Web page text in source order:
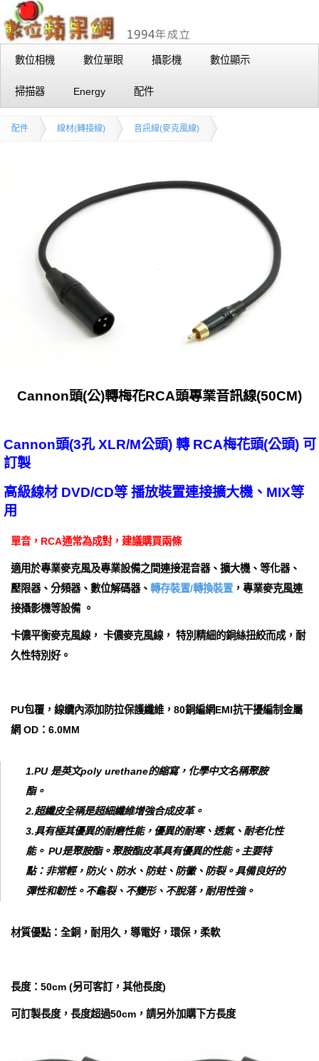
數位相機 數位單眼 攝影機 數位顯示
掃描器 Energy 配件
配件 線材(轉接線) 音訊線(麥克風線)
Cannon頭(公)轉梅花RCA頭專業音訊線(50CM)
Cannon頭(3孔 XLR/M公頭) 轉 RCA梅花頭(公頭) 可
訂製
高級線材 DVD/CD等 播放裝置連接擴大機、MIX等
用
單音，RCA通常為成對，建議購買兩條
適用於專業麥克風及專業設備之間連接混音器、擴大機、等化器、
壓限器、分頻器、數位解碼器、 轉存裝置/轉換裝置 ，專業麥克風連
接攝影機等設備 。
卡儂平衡麥克風線， 卡儂麥克風線， 特別精細的銅絲扭絞而成，耐
久性特別好。
PU包覆，線纜內添加防拉保護纖維，80銅編網EMI抗干擾編制金屬
網 OD：6.0MM
1.PU 是英文poly urethane的縮寫，化學中文名稱聚胺
酯。
2.超纖皮全稱是超細纖維增強合成皮革。
3.具有極其優異的耐磨性能，優異的耐寒、透氣、耐老化性
能。 PU是聚胺酯。聚胺酯皮革具有優異的性能。主要特
點：非常輕，防火、防水、防蛀、防黴、防裂。具備良好的
彈性和韌性。不龜裂、不變形、不脫落，耐用性強。
材質優點：全銅，耐用久，導電好，環保，柔軟
長度：50cm (另可客訂，其他長度)
可訂製長度，長度超過50cm，請另外加購下方長度